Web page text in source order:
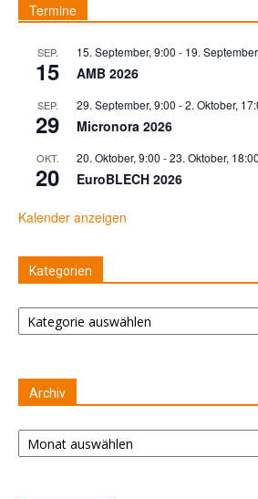
Termine
SEP.
15
15. September, 9:00 - 19.
AMB 2026
SEP.
29
29. September, 9:00 -2. Oktober,
Micronora 2026
OKT.
20
20. Oktober, 9:00 -23. Oktober, 18:00
EuroBLECH 2026
Kalender anzeigen
Kategorien
Kategorien
Archiv
Archiv